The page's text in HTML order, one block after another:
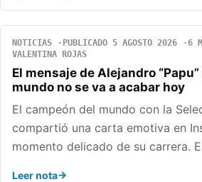
NOTICIAS PUBLICADO 5 AGOSTO 2026
6
VALENTINA ROJAS
El mensaje de Alejandro “Papu”
mundo no se va a acabar hoy
El campeón del mundo con la
compartió una carta emotiva en
momento delicado de su carrera.
Leer nota